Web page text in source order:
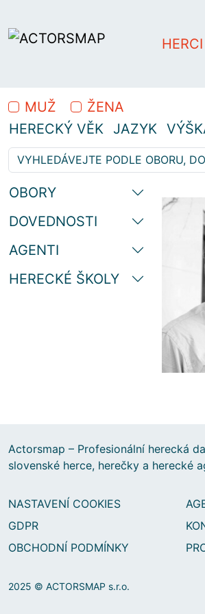
HERCI
MUŽ
ŽENA
HERECKÝ VĚK
JAZYK
Vyhledávejte z 1 459 herců…
OBORY
DOVEDNOSTI
AGENTI
HERECKÉ ŠKOLY
Actorsmap – Profesionální herecká
slovenské herce, herečky a herecké
NASTAVENÍ COOKIES
GDPR
OBCHODNÍ PODMÍNKY
2025 © ACTORSMAP s.r.o.